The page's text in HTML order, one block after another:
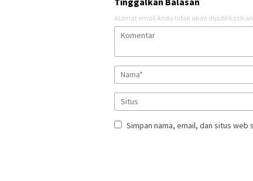
Alamat email Anda tidak akan
Simpan nama, email, dan situs